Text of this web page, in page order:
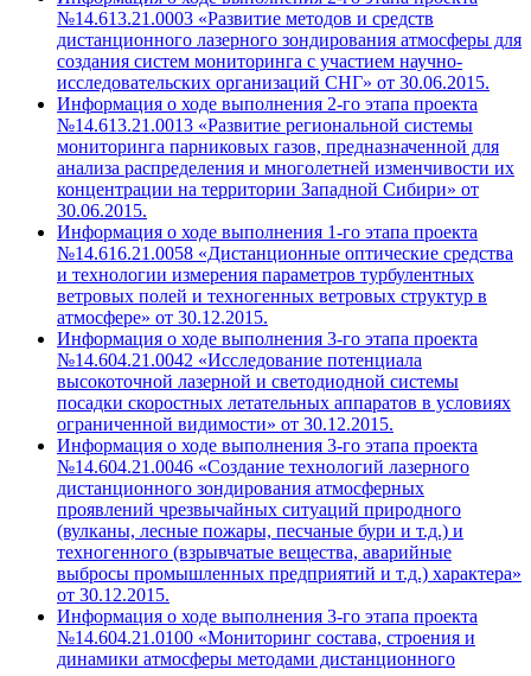
№14.613.21.0003 «Развитие методов и средств
дистанционного лазерного зондирования атмосферы для
создания систем мониторинга с участием научно-
исследовательских организаций СНГ» от 30.06.2015.
Информация о ходе выполнения 2-го этапа проекта
№14.613.21.0013 «Развитие региональной системы
мониторинга парниковых газов, предназначенной для
анализа распределения и многолетней изменчивости их
концентрации на территории Западной Сибири» от
30.06.2015.
Информация о ходе выполнения 1-го этапа проекта
№14.616.21.0058 «Дистанционные оптические средства
и технологии измерения параметров турбулентных
ветровых полей и техногенных ветровых структур в
атмосфере» от 30.12.2015.
Информация о ходе выполнения 3-го этапа проекта
№14.604.21.0042 «Исследование потенциала
высокоточной лазерной и светодиодной системы
посадки скоростных летательных аппаратов в условиях
ограниченной видимости» от 30.12.2015.
Информация о ходе выполнения 3-го этапа проекта
№14.604.21.0046 «Создание технологий лазерного
дистанционного зондирования атмосферных
проявлений чрезвычайных ситуаций природного
(вулканы, лесные пожары, песчаные бури и т.д.) и
техногенного (взрывчатые вещества, аварийные
выбросы промышленных предприятий и т.д.) характера»
от 30.12.2015.
Информация о ходе выполнения 3-го этапа проекта
№14.604.21.0100 «Мониторинг состава, строения и
динамики атмосферы методами дистанционного